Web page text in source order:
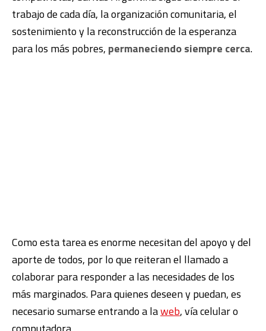
trabajo de cada día, la organización comunitaria, el
sostenimiento y la reconstrucción de la esperanza
para los más pobres, permaneciendo siempre cerca.
Como esta tarea es enorme necesitan del apoyo y del
aporte de todos, por lo que reiteran el llamado a
colaborar para responder a las necesidades de los
más marginados. Para quienes deseen y puedan, es
necesario sumarse entrando a laweb, vía celular o